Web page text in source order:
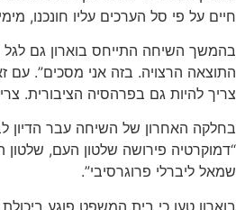
חיים על פי סל הערכים עליו חונכנו,
התוצאה הרצויה. בזה אני מסכים”. עם
צריך להיות גם בפרהסיה הציבורית.
בחלקה האחרון של השיחה עבר הדיון
“דמוקרטיה פירושה שלטון העם, שלטון
שמאל ליברלי פרוגרסיבי”.